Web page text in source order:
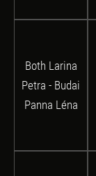
Both Larina
Petra - Budai
Panna Léna